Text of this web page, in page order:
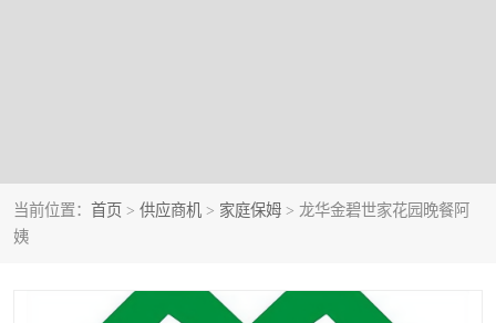
当前位置： 首页 > 供应商机 > 家庭保姆 > 龙华金碧世家花园晚餐阿
姨